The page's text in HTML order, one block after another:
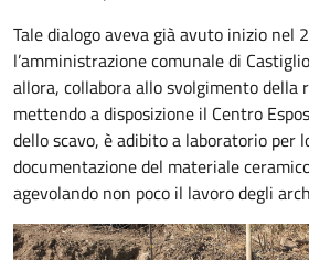
Tale dialogo aveva già avuto inizio nel
l’amministrazione comunale di
allora, collabora allo svolgimento della
mettendo a disposizione il Centro
dello scavo, è adibito a laboratorio per
documentazione del materiale
agevolando non poco il lavoro degli